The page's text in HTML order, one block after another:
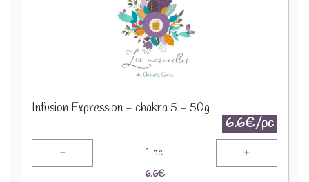
Infusion Expression - chakra 5 - 50g
6.6€/pc
- 1 pc +
6.6€